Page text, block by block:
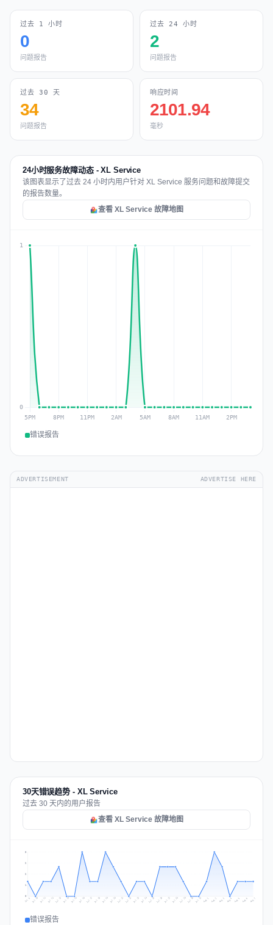
过去 1 小时
0
问题报告
过去 24 小时
2
问题报告
过去 30 天
34
问题报告
响应时间
2101.94
毫秒
24小时服务故障动态 - XL Service
该图表显示了过去 24 小时内用户针对 XL Service 服务问题和故障提交
的报告数量。
查看 XL Service 故障地图
错误报告
ADVERTISEMENT ADVERTISE HERE
30天错误趋势 - XL Service
过去 30 天内的用户报告
查看 XL Service 故障地图
1
2
2
3
Jul 9 Jul 10 Jul 11 Jul 12 Jul 13 Jul 14 Jul 15 Jul 16 Jul 17 Jul 18 Jul 19 Jul 20 Jul 21 Jul 22 Jul 23 Jul 24 Jul 25 Jul 26 Jul 27 Jul 28 Jul 29 Jul 30 Jul 31 Aug 1 Aug 2 Aug 3 Aug 4 Aug 5 Aug 6 Aug 7
错误报告